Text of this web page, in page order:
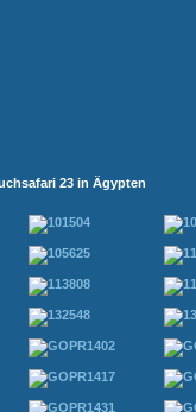
23 in Ägypten